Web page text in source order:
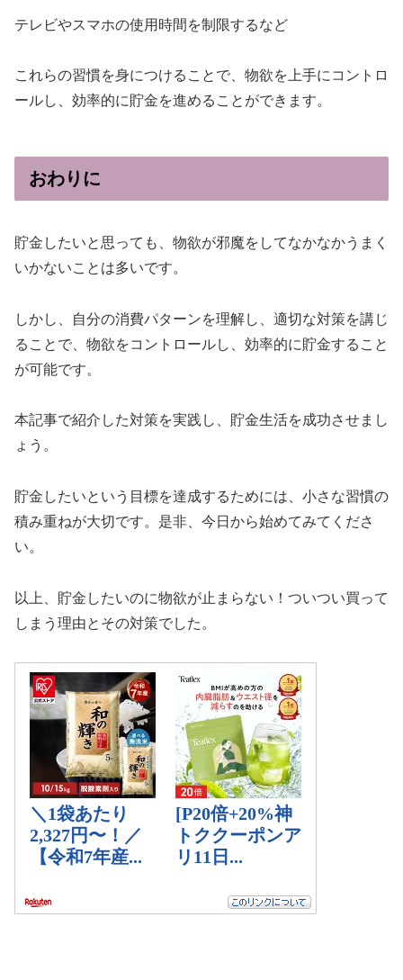
テレビやスマホの使用時間を制限するなど
これらの習慣を身につけることで、物欲を上手にコントロ
ールし、効率的に貯金を進めることができます。
おわりに
貯金したいと思っても、物欲が邪魔をしてなかなかうまく
いかないことは多いです。
しかし、自分の消費パターンを理解し、適切な対策を講じ
ることで、物欲をコントロールし、効率的に貯金すること
が可能です。
本記事で紹介した対策を実践し、貯金生活を成功させまし
ょう。
貯金したいという目標を達成するためには、小さな習慣の
積み重ねが大切です。是非、今日から始めてみてくださ
い。
以上、貯金したいのに物欲が止まらない！ついつい買って
しまう理由とその対策でした。